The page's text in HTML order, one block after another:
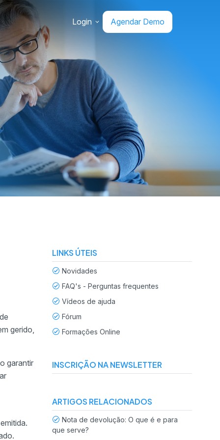
Login Agendar Demo
gerido,
garantir
LINKS ÚTEIS
Novidades
FAQ's - Perguntas frequentes
Vídeos de ajuda
Fórum
Formações Online
INSCRIÇÃO NA NEWSLETTER
ARTIGOS RELACIONADOS
Nota de devolução: O que é e para
que serve?